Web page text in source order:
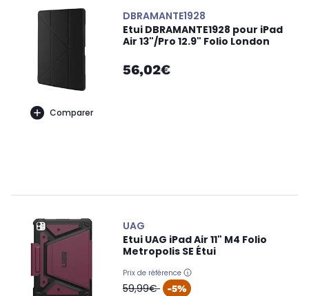
Comparer
DBRAMANTE1928
Etui DBRAMANTE1928 pour iPad
Air 13"/Pro 12.9" Folio London
56,02€
UAG
Etui UAG iPad Air 11" M4 Folio
Metropolis SE Étui
Prix de référence
oldPrice
59,99€ -5%